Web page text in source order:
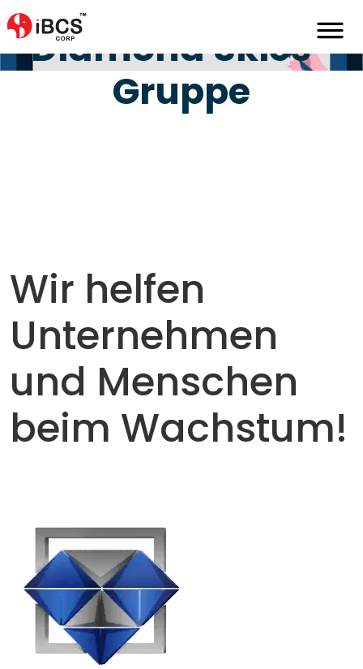
Diamond Skies-
Gruppe
Home Diamondskiesgroup
Wir helfen
Unternehmen
und Menschen
beim Wachstum!